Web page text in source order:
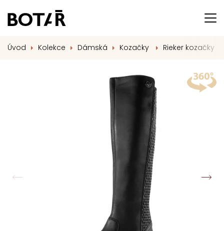
Úvod Kolekce Dámská Kozačky Rieker kozačky